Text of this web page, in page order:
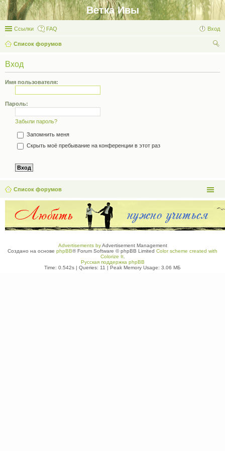
Ветка Ивы
Ссылки FAQ Вход
Список форумов
Вход
Имя пользователя:
Пароль:
Забыли пароль?
Запомнить меня
Скрыть моё пребывание на конференции в этот раз
Список форумов
Advertisements byAdvertisement Management
Создано на основе phpBB® Forum Software © phpBB Limited Color scheme created with
Colorize It.
Русская поддержка phpBB
Time: 0.542s | Queries: 11 | Peak Memory Usage: 3.06 МБ